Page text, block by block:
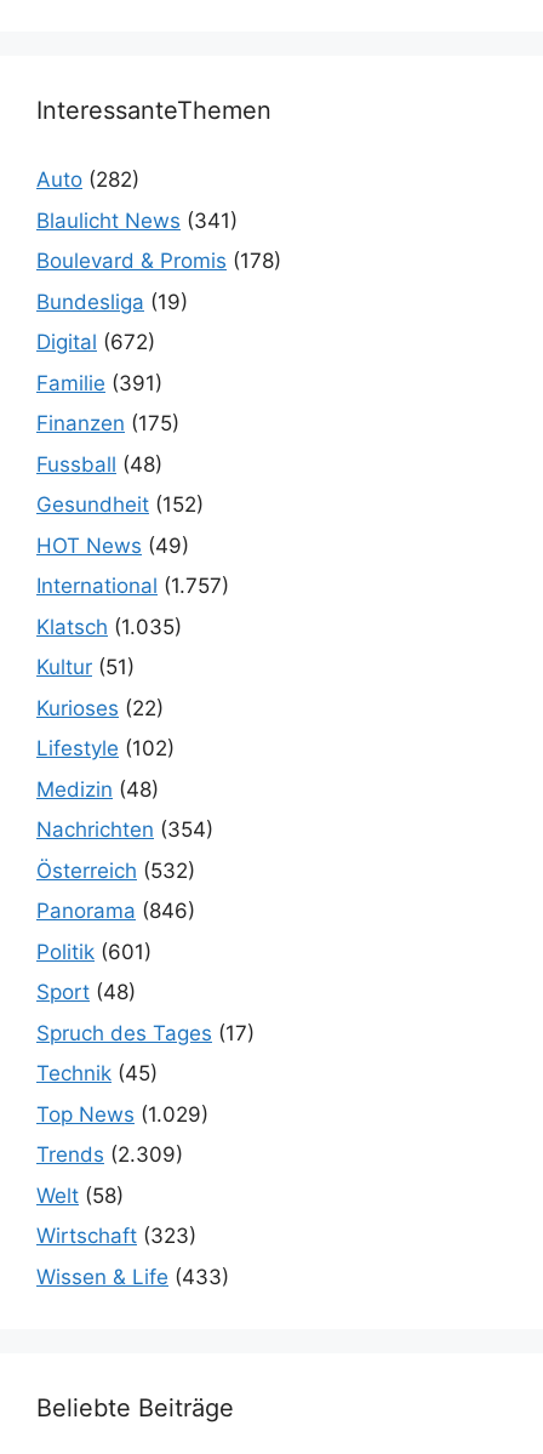
InteressanteThemen
Auto (282)
Blaulicht News (341)
Boulevard & Promis (178)
Bundesliga (19)
Digital (672)
Familie (391)
Finanzen (175)
Fussball (48)
Gesundheit (152)
HOT News (49)
International (1.757)
Klatsch (1.035)
Kultur (51)
Kurioses (22)
Lifestyle (102)
Medizin (48)
Nachrichten (354)
Österreich (532)
Panorama (846)
Politik (601)
Sport (48)
Spruch des Tages (17)
Technik (45)
Top News (1.029)
Trends (2.309)
Welt (58)
Wirtschaft (323)
Wissen & Life (433)
Beliebte Beiträge